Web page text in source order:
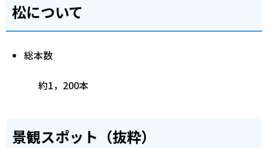
松について
総本数
約1，200本
景観スポット（抜粋）